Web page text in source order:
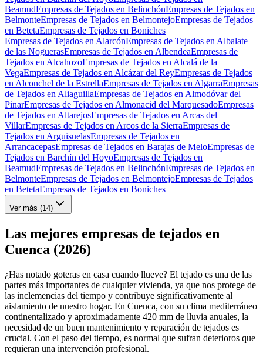
BeamudEmpresas de Tejados en BelinchónEmpresas de Tejados en
BelmonteEmpresas de Tejados en BelmontejoEmpresas de Tejados
en BetetaEmpresas de Tejados en Boniches
Empresas de Tejados en AlarcónEmpresas de Tejados en Albalate
de las NoguerasEmpresas de Tejados en AlbendeaEmpresas de
Tejados en AlcahozoEmpresas de Tejados en Alcalá de la
VegaEmpresas de Tejados en Alcázar del ReyEmpresas de Tejados
en Alconchel de la EstrellaEmpresas de Tejados en AlgarraEmpresas
de Tejados en AliaguillaEmpresas de Tejados en Almodóvar del
PinarEmpresas de Tejados en Almonacid del MarquesadoEmpresas
de Tejados en AltarejosEmpresas de Tejados en Arcas del
VillarEmpresas de Tejados en Arcos de la SierraEmpresas de
Tejados en ArguisuelasEmpresas de Tejados en
ArrancacepasEmpresas de Tejados en Barajas de MeloEmpresas de
Tejados en Barchín del HoyoEmpresas de Tejados en
BeamudEmpresas de Tejados en BelinchónEmpresas de Tejados en
BelmonteEmpresas de Tejados en BelmontejoEmpresas de Tejados
en BetetaEmpresas de Tejados en Boniches
Ver más (14)
Las mejores empresas de tejados en
Cuenca (2026)
¿Has notado goteras en casa cuando llueve? El tejado es una de las
partes más importantes de cualquier vivienda, ya que nos protege de
las inclemencias del tiempo y contribuye significativamente al
aislamiento de nuestro hogar. En Cuenca, con su clima mediterráneo
continentalizado y aproximadamente 420 mm de lluvia anuales, la
necesidad de un buen mantenimiento y reparación de tejados es
crucial. Con el paso del tiempo, es normal que sufran deterioros que
requieran una intervención profesional.